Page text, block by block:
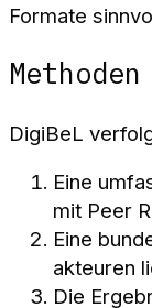
Formate
DigiBeL
Eine
mit Peer
Eine
akteuren
Die